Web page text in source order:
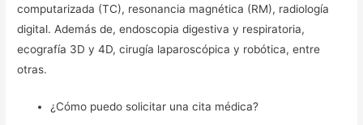
computarizada (TC), resonancia magnética (RM), radiología
digital. Además de, endoscopia digestiva y respiratoria,
ecografía 3D y 4D, cirugía laparoscópica y robótica, entre
otras.
¿Cómo puedo solicitar una cita médica?